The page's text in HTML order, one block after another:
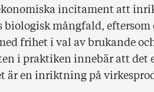
incitament att
biologisk mångfald, eftersom
frihet i val av brukande
i praktiken innebär att det
är en inriktning på